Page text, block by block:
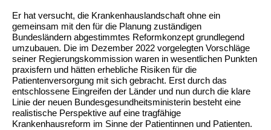
Er hat versucht, die Krankenhauslandschaft ohne ein
gemeinsam mit den für die Planung zuständigen
Bundesländern abgestimmtes Reformkonzept grundlegend
umzubauen. Die im Dezember 2022 vorgelegten Vorschläge
seiner Regierungskommission waren in wesentlichen Punkten
praxisfern und hätten erhebliche Risiken für die
Patientenversorgung mit sich gebracht. Erst durch das
entschlossene Eingreifen der Länder und nun durch die klare
Linie der neuen Bundesgesundheitsministerin besteht eine
realistische Perspektive auf eine tragfähige
Krankenhausreform im Sinne der Patientinnen und Patienten.